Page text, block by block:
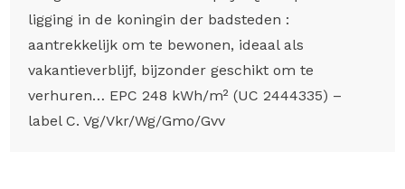
ligging in de koningin der badsteden :
aantrekkelijk om te bewonen, ideaal als
vakantieverblijf, bijzonder geschikt om te
verhuren… EPC 248 kWh/m² (UC 2444335) –
label C. Vg/Vkr/Wg/Gmo/Gvv